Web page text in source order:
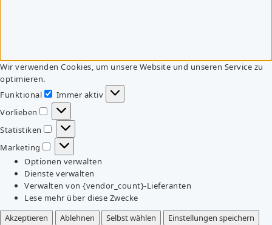
Wir verwenden Cookies, um unsere Website und unseren Service zu
optimieren.
Funktional
Funktional
Immer aktiv
Vorlieben
Vorlieben
Statistiken
Statistiken
Marketing
Marketing
Optionen verwalten
Dienste verwalten
Verwalten von {vendor_count}-Lieferanten
Lese mehr über diese Zwecke
Akzeptieren
Ablehnen Selbst wählen
Einstellungen speichern